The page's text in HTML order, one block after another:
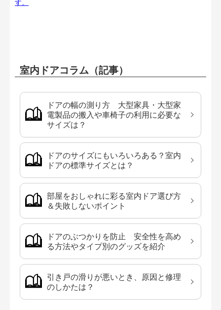
す。
室内ドアコラム（記事）
ドアの幅の測り方 大型家具・大型家
電製品の搬入や車椅子の利用に必要な
サイズは？
ドアのサイズにもいろいろある？室内
ドアの標準サイズとは？
部屋をおしゃれに彩る室内ドア選び方
＆失敗しないポイント
ドアのぶつかりを防止 安全性を高め
る方法やタイプ別のグッズを紹介
引き戸の滑りが悪いとき、原因と修理
のしかたは？